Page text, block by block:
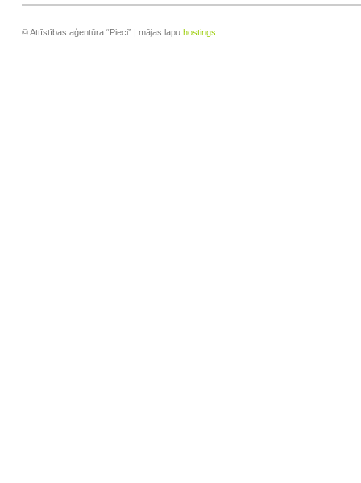
© Attīstības aģentūra “Pieci” | mājas lapu hostings